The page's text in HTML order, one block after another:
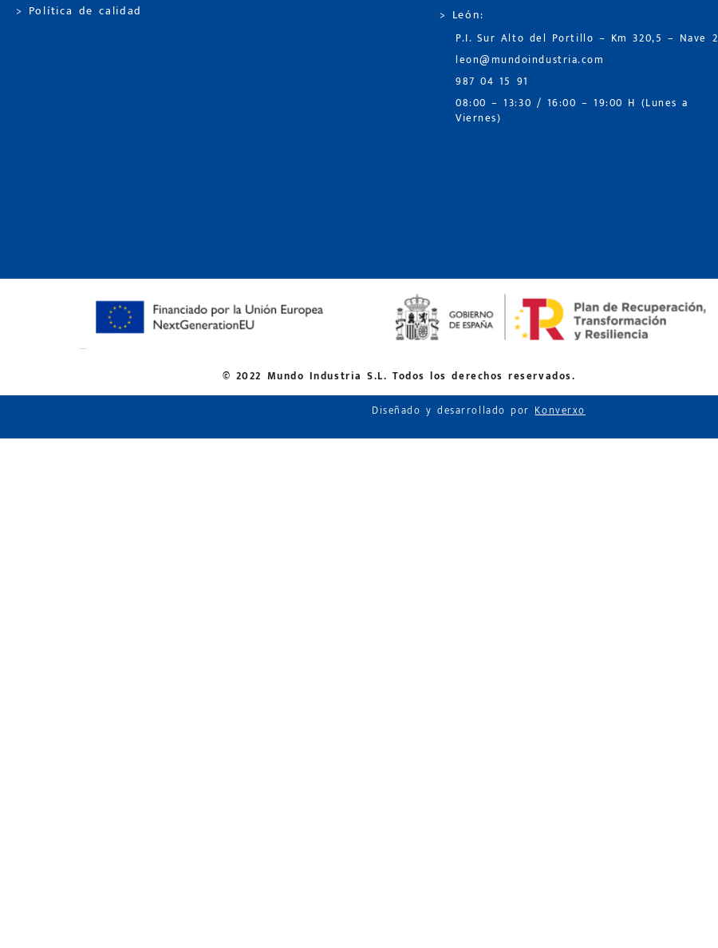
> Política de calidad
> León:
P.I. Sur Alto del Portillo – Km 320,5 – Nave 2
leon@mundoindustria.com
987 04 15 91
08:00 – 13:30 / 16:00 – 19:00 H (Lunes a
Viernes)
© 2022 Mundo Industria S.L. Todos los derechos reservados.
Diseñado y desarrollado porKonverxo